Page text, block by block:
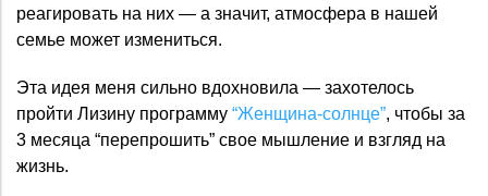
реагировать на них — а значит, атмосфера в нашей
семье может измениться.
Эта идея меня сильно вдохновила — захотелось
пройти Лизину программу “Женщина-солнце”, чтобы за
3 месяца “перепрошить” свое мышление и взгляд на
жизнь.